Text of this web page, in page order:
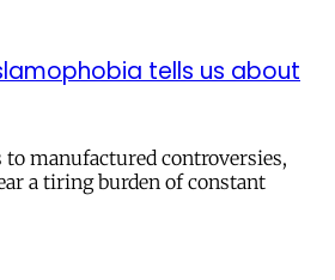
tells us about
manufactured controversies,
a tiring burden of constant